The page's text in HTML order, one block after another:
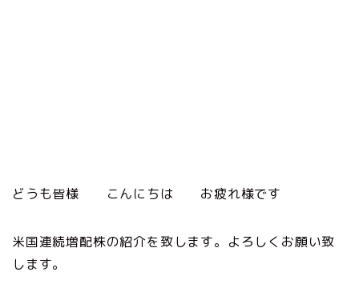
どうも皆様 こんにちは お疲れ様です
米国連続増配株の紹介を致します。よろしくお願い致
します。